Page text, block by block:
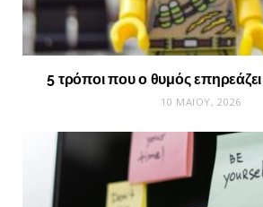
5 τρόποι που ο θυμός
10 ΜΑΪ́ΟΥ, 2026